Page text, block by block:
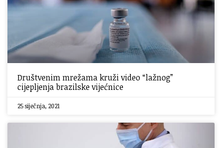
Društvenim mrežama kruži video “lažnog”
cijepljenja brazilske vijećnice
25 siječnja, 2021